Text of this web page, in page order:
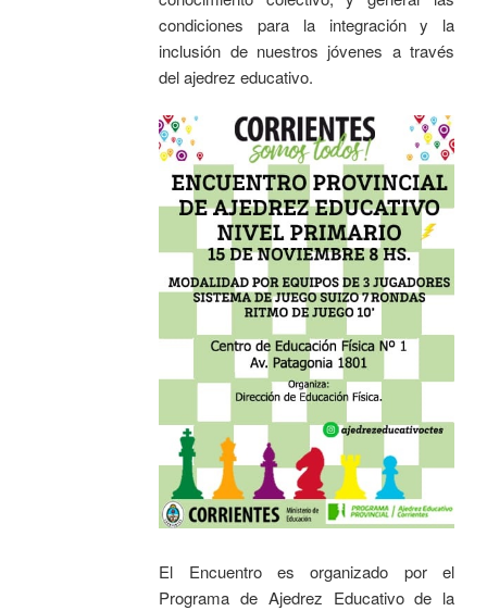
condiciones para la integración y la
inclusión de nuestros jóvenes a través
del ajedrez educativo.
El Encuentro es organizado por el
Programa de Ajedrez Educativo de la